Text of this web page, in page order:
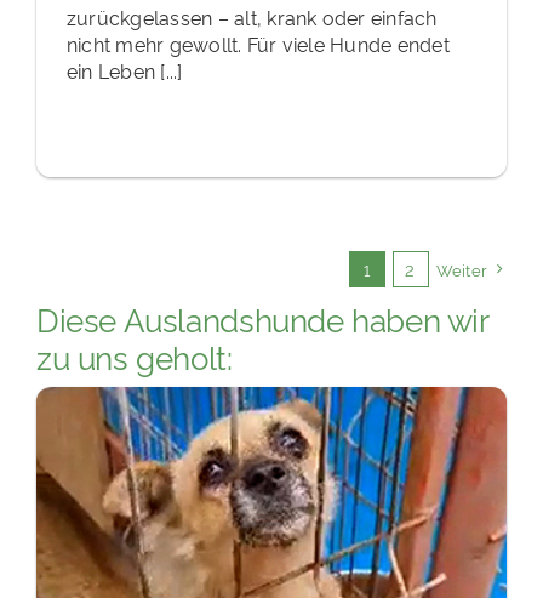
zurückgelassen – alt, krank oder einfach
nicht mehr gewollt. Für viele Hunde endet
ein Leben [...]
1 2 Weiter
Diese Auslandshunde haben wir
zu uns geholt: